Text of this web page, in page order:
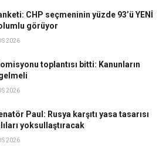
CHP seçmeninin yüzde 93’ü YENİ
görüyor
2026
toplantısı bitti: Kanunların
2026
Paul: Rusya karşıtı yasa tasarısı
yoksullaştıracak
2026